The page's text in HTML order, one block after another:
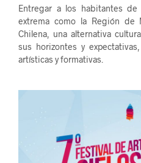
Entregar a los habitantes de
extrema como la Región de
Chilena, una alternativa
sus horizontes y
artísticas y formativas.